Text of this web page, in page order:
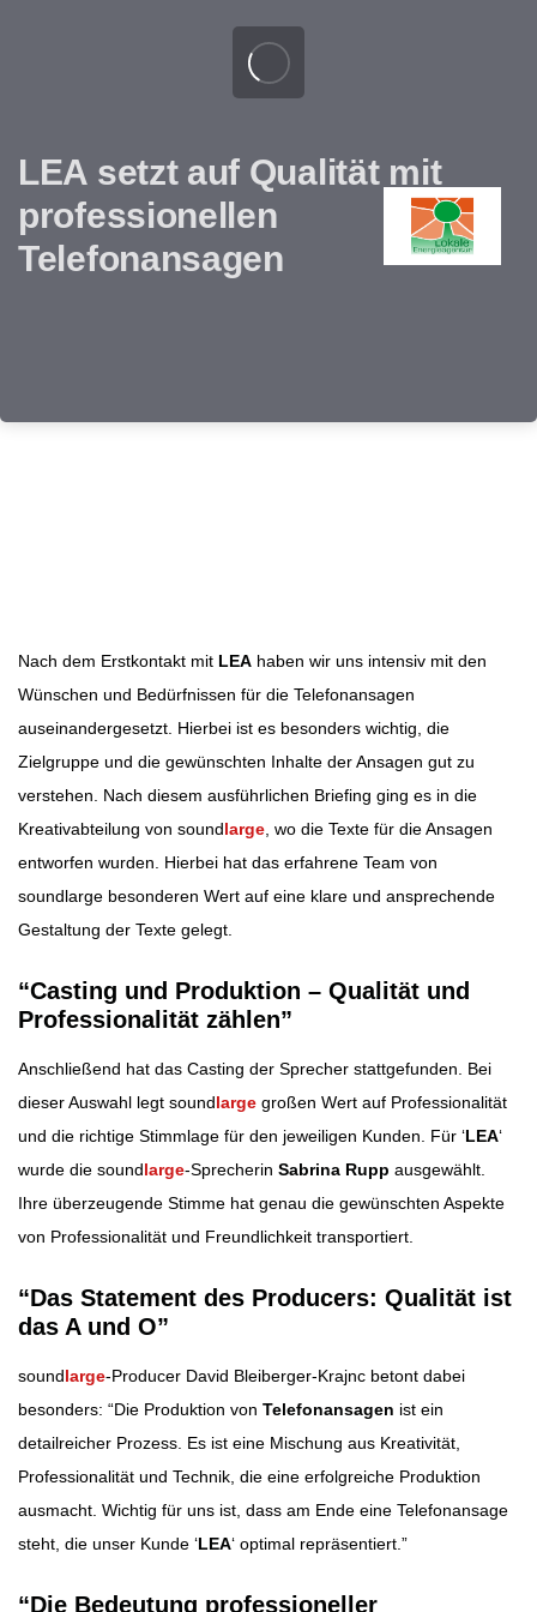
LEA setzt auf Qualität mit
professionellen
Telefonansagen
Nach dem Erstkontakt mit LEA haben wir uns intensiv mit den
Wünschen und Bedürfnissen für die Telefonansagen
auseinandergesetzt. Hierbei ist es besonders wichtig, die
Zielgruppe und die gewünschten Inhalte der Ansagen gut zu
verstehen. Nach diesem ausführlichen Briefing ging es in die
Kreativabteilung von soundlarge , wo die Texte für die Ansagen
entworfen wurden. Hierbei hat das erfahrene Team von
soundlarge besonderen Wert auf eine klare und ansprechende
Gestaltung der Texte gelegt.
“Casting und Produktion – Qualität und
Professionalität zählen”
Anschließend hat das Casting der Sprecher stattgefunden. Bei
dieser Auswahl legt soundlarge großen Wert auf Professionalität
und die richtige Stimmlage für den jeweiligen Kunden. Für ‘LEA‘
wurde die soundlarge-Sprecherin Sabrina Rupp ausgewählt.
Ihre überzeugende Stimme hat genau die gewünschten Aspekte
von Professionalität und Freundlichkeit transportiert.
“Das Statement des Producers: Qualität ist
das A und O”
soundlarge-Producer David Bleiberger-Krajnc betont dabei
besonders: “Die Produktion von Telefonansagen ist ein
detailreicher Prozess. Es ist eine Mischung aus Kreativität,
Professionalität und Technik, die eine erfolgreiche Produktion
ausmacht. Wichtig für uns ist, dass am Ende eine Telefonansage
steht, die unser Kunde ‘LEA‘ optimal repräsentiert.”
“Die Bedeutung professioneller